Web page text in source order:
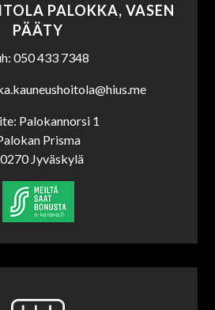
PALOKKA, VASEN
PÄÄTY
050 433 7348
Palokannorsi 1
Prisma
Jyväskylä